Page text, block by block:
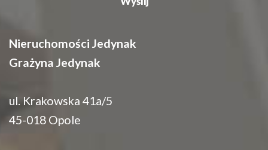
Nieruchomości Jedynak
Grażyna Jedynak
ul. Krakowska 41a/5
45-018 Opole